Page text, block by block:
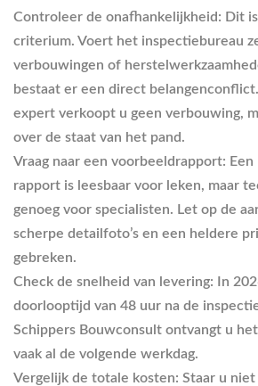
Controleer de onafhankelijkheid: Dit
criterium. Voert het inspectiebureau
verbouwingen of
bestaat er een direct
expert verkoopt u geen verbouwing,
over de staat van het pand.
Vraag naar een voorbeeldrapport:
rapport is leesbaar voor leken, maar
genoeg voor specialisten. Let op de
scherpe detailfoto’s en een heldere
gebreken.
Check de snelheid van levering: In
doorlooptijd van 48 uur na de
Schippers Bouwconsult ontvangt u
vaak al de volgende werkdag.
Vergelijk de totale kosten: Staar u